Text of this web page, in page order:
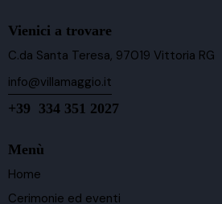
Vienici a trovare
C.da Santa Teresa, 97019 Vittoria RG
info@villamaggio.it
+39 334 351 2027
Menù
Home
Cerimonie ed eventi